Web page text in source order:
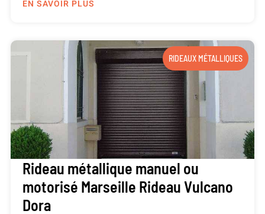
EN SAVOIR PLUS
RIDEAUX MÉTALLIQUES
Rideau métallique manuel ou
motorisé Marseille Rideau Vulcano
Dora